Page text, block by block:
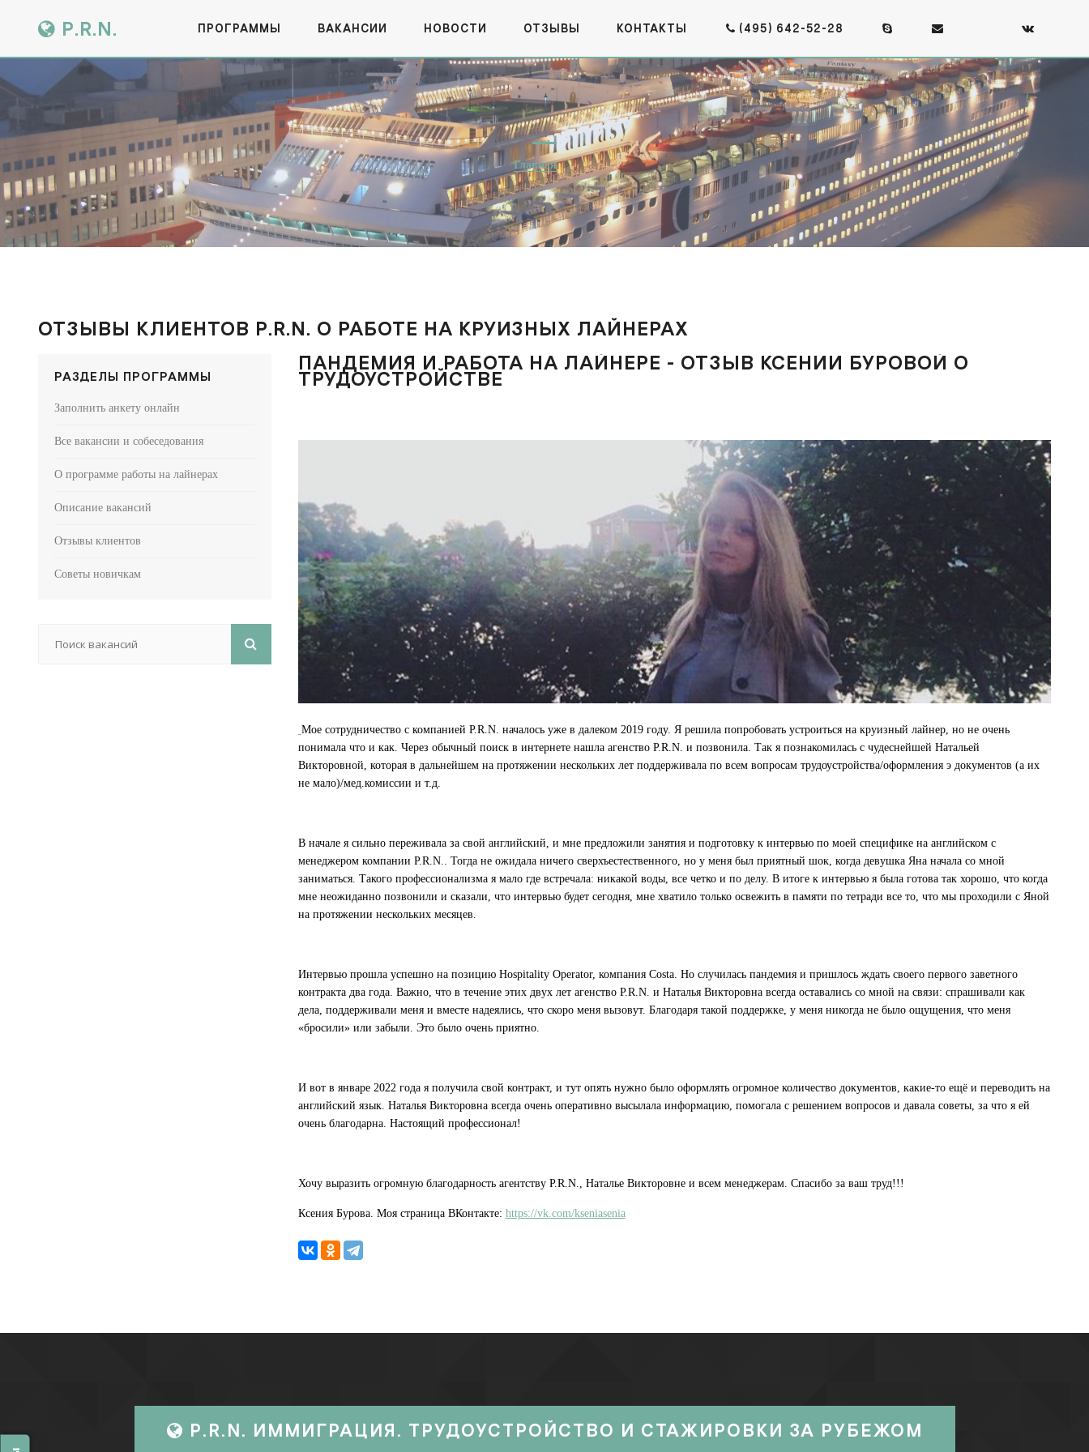
P.R.N. ПРОГРАММЫ ВАКАНСИИ НОВОСТИ ОТЗЫВЫ КОНТАКТЫ (495) 642-52-28
Главная
ОТЗЫВЫ КЛИЕНТОВ P.R.N. О РАБОТЕ НА КРУИЗНЫХ ЛАЙНЕРАХ
ПАНДЕМИЯ И РАБОТА НА ЛАЙНЕРЕ - ОТЗЫВ КСЕНИИ БУРОВОЙ О
ТРУДОУСТРОЙСТВЕ
Мое сотрудничество с компанией P.R.N. началось уже в далеком 2019 году. Я решила попробовать устроиться на круизный лайнер, но не очень
понимала что и как. Через обычный поиск в интернете нашла агенство P.R.N. и позвонила. Так я познакомилась с чудеснейшей Натальей
Викторовной, которая в дальнейшем на протяжении нескольких лет поддерживала по всем вопросам трудоустройства/оформления э документов (а их
не мало)/мед.комиссии и т.д.
В начале я сильно переживала за свой английский, и мне предложили занятия и подготовку к интервью по моей специфике на английском с
менеджером компании P.R.N.. Тогда не ожидала ничего сверхъестественного, но у меня был приятный шок, когда девушка Яна начала со мной
заниматься. Такого профессионализма я мало где встречала: никакой воды, все четко и по делу. В итоге к интервью я была готова так хорошо, что когда
мне неожиданно позвонили и сказали, что интервью будет сегодня, мне хватило только освежить в памяти по тетради все то, что мы проходили с Яной
на протяжении нескольких месяцев.
Интервью прошла успешно на позицию Hospitality Operator, компания Costa. Но случилась пандемия и пришлось ждать своего первого заветного
контракта два года. Важно, что в течение этих двух лет агенство P.R.N. и Наталья Викторовна всегда оставались со мной на связи: спрашивали как
дела, поддерживали меня и вместе надеялись, что скоро меня вызовут. Благодаря такой поддержке, у меня никогда не было ощущения, что меня
«бросили» или забыли. Это было очень приятно.
И вот в январе 2022 года я получила свой контракт, и тут опять нужно было оформлять огромное количество документов, какие-то ещё и переводить на
английский язык. Наталья Викторовна всегда очень оперативно высылала информацию, помогала с решением вопросов и давала советы, за что я ей
очень благодарна. Настоящий профессионал!
Хочу выразить огромную благодарность агентству P.R.N., Наталье Викторовне и всем менеджерам. Спасибо за ваш труд!!!
Ксения Бурова. Моя страница ВКонтакте: https://vk.com/kseniasenia
РАЗДЕЛЫ ПРОГРАММЫ
Заполнить анкету онлайн
Все вакансии и собеседования
О программе работы на лайнерах
Описание вакансий
Отзывы клиентов
Советы новичкам
P.R.N. ИММИГРАЦИЯ. ТРУДОУСТРОЙСТВО И СТАЖИРОВКИ ЗА РУБЕЖОМ